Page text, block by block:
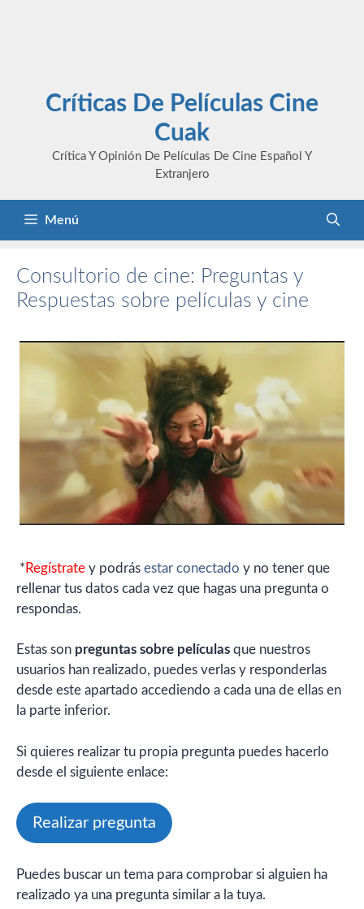
Críticas De Películas Cine
Cuak
Crítica Y Opinión De Películas De Cine Español Y
Extranjero
Menú
Consultorio de cine: Preguntas y
Respuestas sobre películas y cine
* Regístrate y podrás estar conectado y no tener que
rellenar tus datos cada vez que hagas una pregunta o
respondas.
Estas son preguntas sobre películas que nuestros
usuarios han realizado, puedes verlas y responderlas
desde este apartado accediendo a cada una de ellas en
la parte inferior.
Si quieres realizar tu propia pregunta puedes hacerlo
desde el siguiente enlace:
Realizar pregunta
Puedes buscar un tema para comprobar si alguien ha
realizado ya una pregunta similar a la tuya.